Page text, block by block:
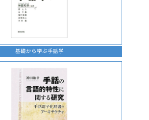
基礎から学ぶ手話学